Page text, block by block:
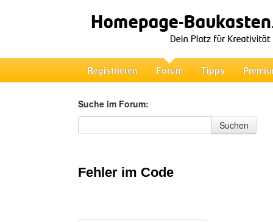
Registrieren Forum Tipps
Suche im Forum:
Suche im Forum
Suchen
Fehler im Code